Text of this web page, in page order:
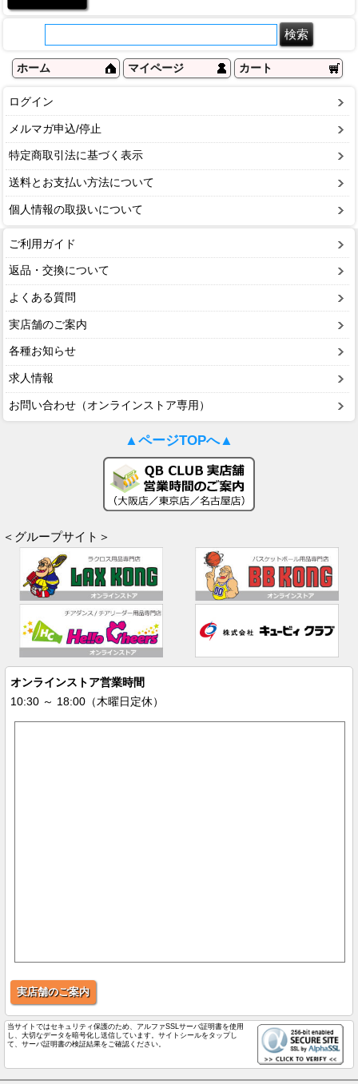
ホーム マイページ カート
ログイン
メルマガ申込/停止
特定商取引法に基づく表示
送料とお支払い方法について
個人情報の取扱いについて
ご利用ガイド
返品・交換について
よくある質問
実店舗のご案内
各種お知らせ
求人情報
お問い合わせ（オンラインストア専用）
▲ページTOPへ▲
＜グループサイト＞
オンラインストア営業時間
10:30 ～ 18:00（木曜日定休）
実店舗のご案内
当サイトではセキュリティ保護のため、アルファSSLサーバ証明書を使用
し、大切なデータを暗号化し送信しています。サイトシールをタップし
て、サーバ証明書の検証結果をご確認ください。